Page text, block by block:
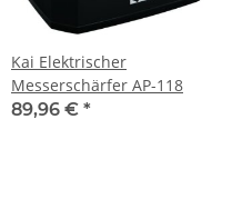
Kai Elektrischer
Messerschärfer AP-118
89,96 € *